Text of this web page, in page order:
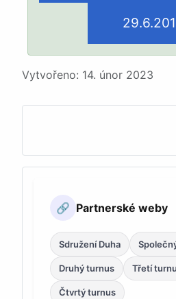
Podrobnosti
Vytvořeno: 14. únor 2023
🔗 Partnerské weby
Sdružení Duha
Druhý turnus Třetí
Čtvrtý turnus